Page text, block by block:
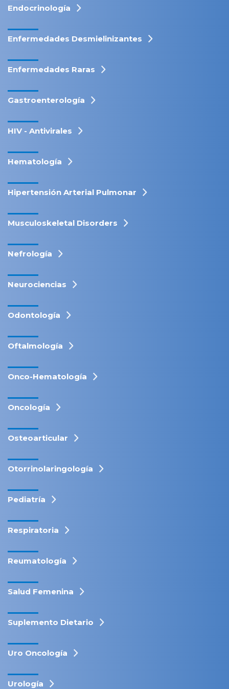
Endocrinología
Enfermedades Desmielinizantes
Enfermedades Raras
Gastroenterología
HIV - Antivirales
Hematología
Hipertensión Arterial Pulmonar
Musculoskeletal Disorders
Nefrología
Neurociencias
Odontología
Oftalmología
Onco-Hematología
Oncología
Osteoarticular
Otorrinolaringología
Pediatría
Respiratoria
Reumatología
Salud Femenina
Suplemento Dietario
Uro Oncología
Urología